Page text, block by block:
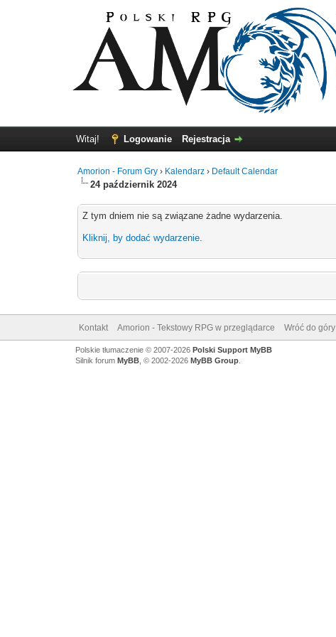
Witaj! Logowanie Rejestracja
Amorion - Forum Gry › Kalendarz › Default Calendar
24 październik 2024
Z tym dniem nie są związane żadne wydarzenia.
Kliknij, by dodać wydarzenie.
Kontakt Amorion - Tekstowy RPG w przeglądarce Wróć do góry
Polskie tłumaczenie © 2007-2026 Polski Support MyBB
Silnik forum MyBB, © 2002-2026 MyBB Group.